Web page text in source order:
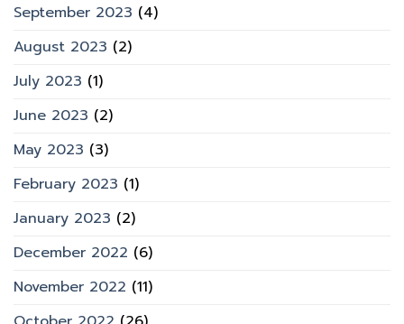
September 2023 (4)
August 2023 (2)
July 2023 (1)
June 2023 (2)
May 2023 (3)
February 2023 (1)
January 2023 (2)
December 2022 (6)
November 2022 (11)